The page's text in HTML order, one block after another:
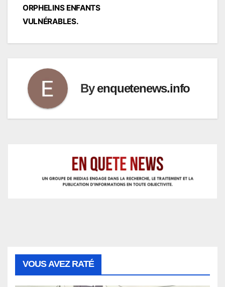
l’article
ORPHELINS ENFANTS
VULNÉRABLES.
Byenquetenews.info
VOUS AVEZ RATÉ